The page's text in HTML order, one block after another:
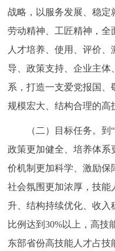
多语种
DEUTSCH
ESPAÑOL
ITALIANO
战略，以服务发展、稳定
劳动精神、工匠精神，全
人才培养、使用、评价
导、政策支持、企业主
系，打造一支爱党报国、
规模宏大、结构合理的高
（二）目标任务。到“
政策更加健全、培养体系
价机制更加科学、激励保
社会氛围更加浓厚，技能
升、结构持续优化、收入
比例达到30%以上，高技
东部省份高技能人才占技